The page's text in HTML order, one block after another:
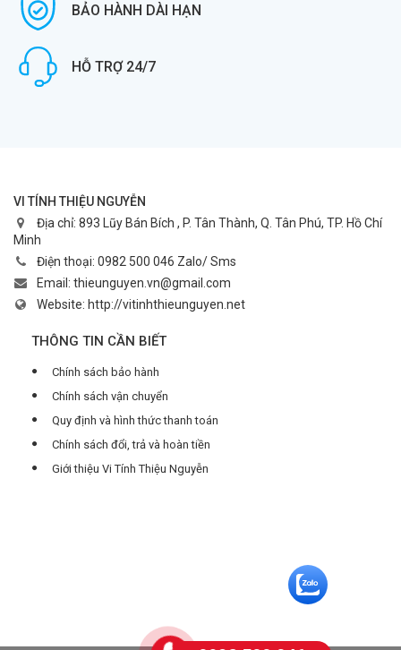
BẢO HÀNH DÀI HẠN
HỖ TRỢ 24/7
VI TÍNH THIỆU NGUYỄN
Địa chỉ: 893 Lũy Bán Bích , P. Tân Thành, Q. Tân Phú, TP. Hồ Chí
Minh
Điện thoại: 0982 500 046 Zalo/ Sms
Email: thieunguyen.vn@gmail.com
Website: http://vitinhthieunguyen.net
THÔNG TIN CẦN BIẾT
Chính sách bảo hành
Chính sách vận chuyển
Quy định và hình thức thanh toán
Chính sách đổi, trả và hoàn tiền
Giới thiệu Vi Tính Thiệu Nguyễn